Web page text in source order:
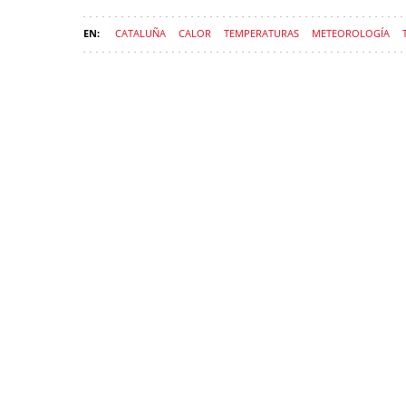
CATALUÑA CALOR TEMPERATURAS METEOROLOGÍA